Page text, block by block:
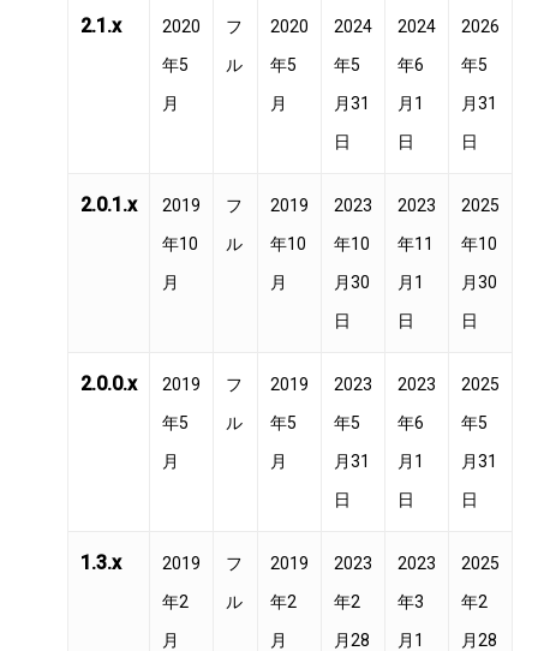
2.1.x
2020
年5
月
フ
ル
2020
年5
月
2024
年5
月31
日
2024
年6
月1
日
2026
年5
月31
日
2.0.1.x
2019
年10
月
フ
ル
2019
年10
月
2023
年10
月30
日
2023
年11
月1
日
2025
年10
月30
日
2.0.0.x
2019
年5
月
フ
ル
2019
年5
月
2023
年5
月31
日
2023
年6
月1
日
2025
年5
月31
日
1.3.x
2019
年2
月
フ
ル
2019
年2
月
2023
年2
月28
2023
年3
月1
2025
年2
月28